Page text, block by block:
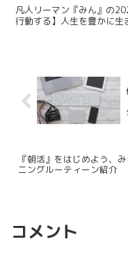
凡人リーマン『みん』の
行動する】人生を豊かに
『朝活』をはじめよう、
ニングルーティーン紹介
コメント